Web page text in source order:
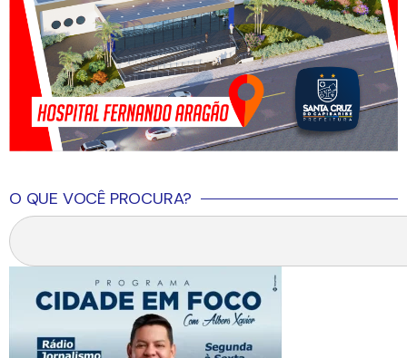
O QUE VOCÊ PROCURA?